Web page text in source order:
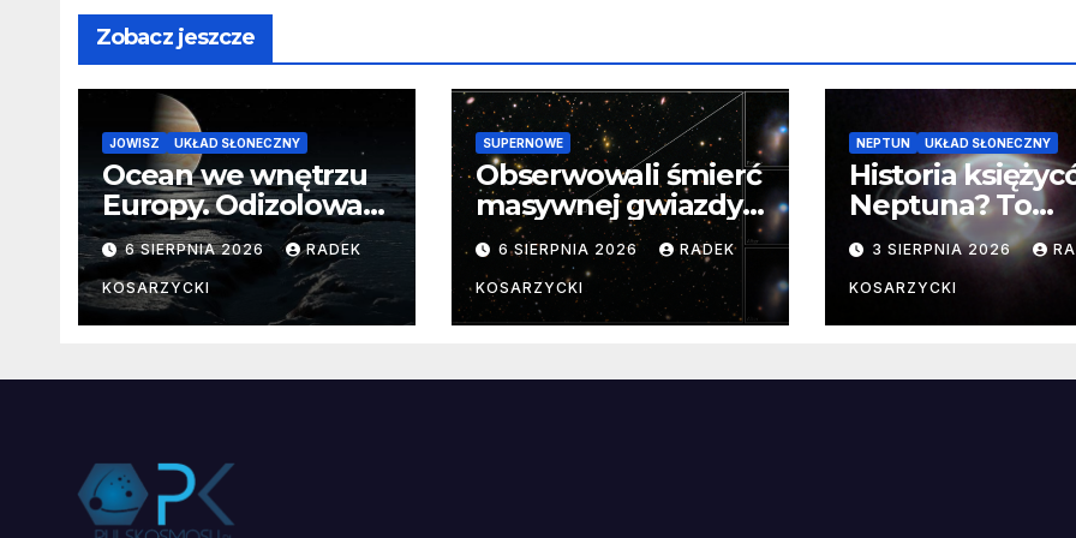
Zobacz jeszcze
JOWISZ UKŁAD SŁONECZNY
Ocean we wnętrzu
Europy. Odizolowani
przez lodową
barierę
6 SIERPNIA 2026 RADEK
KOSARZYCKI
SUPERNOWE
Obserwowali śmierć
masywnej gwiazdy
od samego
początku.
Niezwykle cenne
dane
6 SIERPNIA 2026 RADEK
KOSARZYCKI
NEPTUN UKŁAD SŁONECZNY
Historia
Neptuna? To
skomplikowane
3 SIERPNIA 2026
KOSARZYCKI